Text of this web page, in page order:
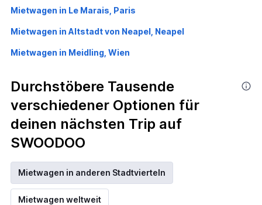
Mietwagen in Le Marais, Paris
Mietwagen in Altstadt von Neapel, Neapel
Mietwagen in Meidling, Wien
Durchstöbere Tausende
verschiedener Optionen für
deinen nächsten Trip auf
SWOODOO
Mietwagen in anderen Stadtvierteln
Mietwagen weltweit